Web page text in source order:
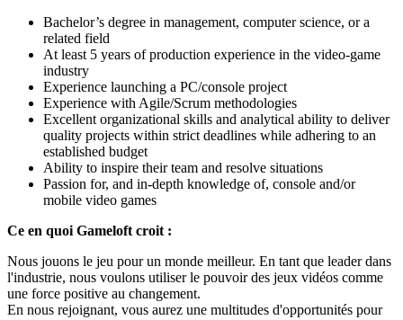
Bachelor’s degree in management, computer science, or a
related field
At least 5 years of production experience in the video-game
industry
Experience launching a PC/console project
Experience with Agile/Scrum methodologies
Excellent organizational skills and analytical ability to deliver
quality projects within strict deadlines while adhering to an
established budget
Ability to inspire their team and resolve situations
Passion for, and in-depth knowledge of, console and/or
mobile video games
Ce en quoi Gameloft croit :
Nous jouons le jeu pour un monde meilleur. En tant que leader dans
l'industrie, nous voulons utiliser le pouvoir des jeux vidéos comme
une force positive au changement.
En nous rejoignant, vous aurez une multitudes d'opportunités pour